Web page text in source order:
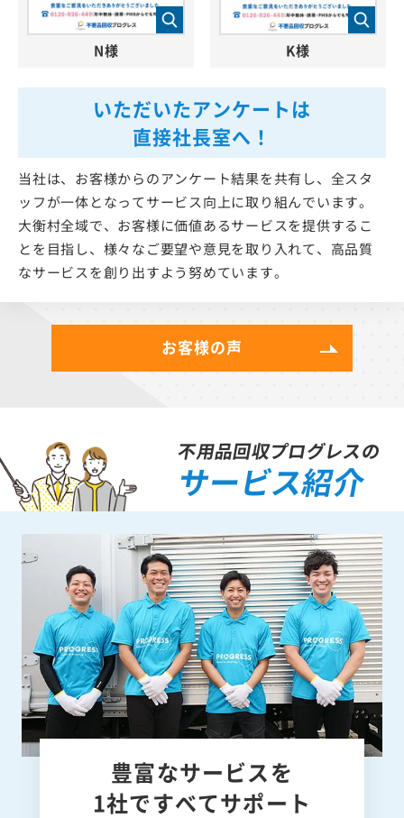
いただいたアンケートは
直接社長室へ！
当社は、お客様からのアンケート結果を共有し、全スタ
ッフが一体となってサービス向上に取り組んでいます。
大衡村全域で、お客様に価値あるサービスを提供するこ
とを目指し、様々なご要望や意見を取り入れて、高品質
なサービスを創り出すよう努めています。
N様 K様
お客様の声
不用品回収プログレスの
サービス紹介
豊富なサービスを
1社ですべてサポート